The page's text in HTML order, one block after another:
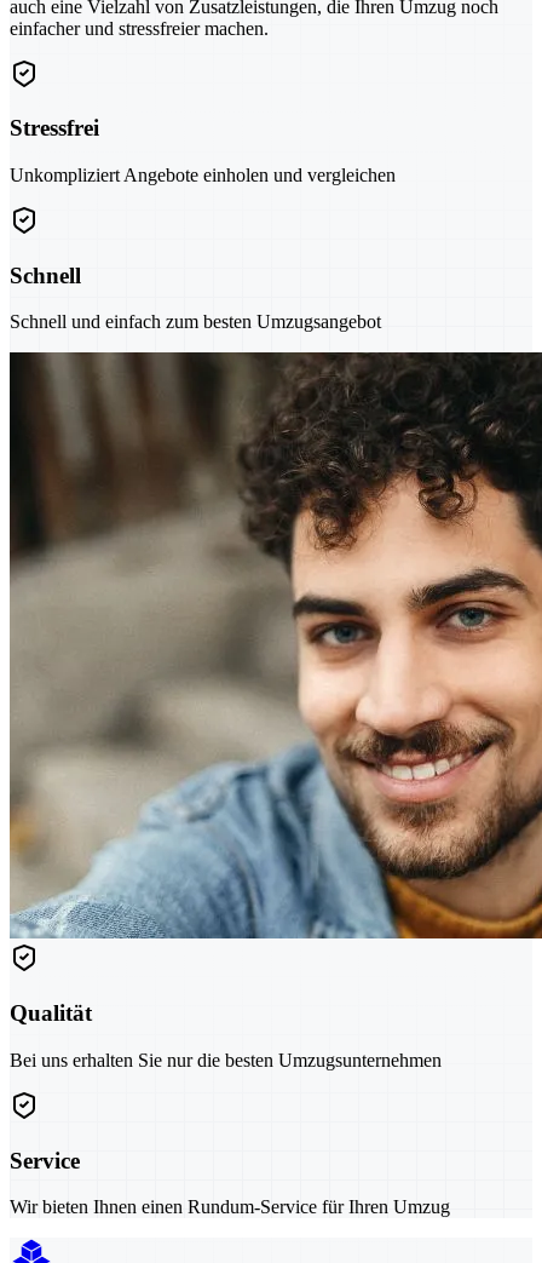
auch eine Vielzahl von Zusatzleistungen, die Ihren Umzug noch
einfacher und stressfreier machen.
Stressfrei
Unkompliziert Angebote einholen und vergleichen
Schnell
Schnell und einfach zum besten Umzugsangebot
Qualität
Bei uns erhalten Sie nur die besten Umzugsunternehmen
Service
Wir bieten Ihnen einen Rundum-Service für Ihren Umzug